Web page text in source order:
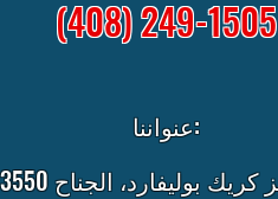
(408) 249-1505
عنواننا:
3550 ستيفنز كريك بوليفارد، الجناح